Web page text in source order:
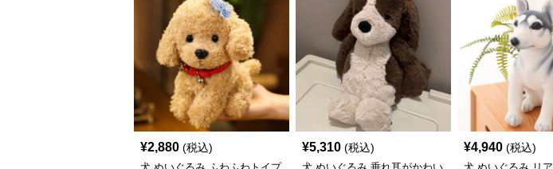
¥2,880 (税込) ¥5,310 (税込) ¥4,940 (税込)